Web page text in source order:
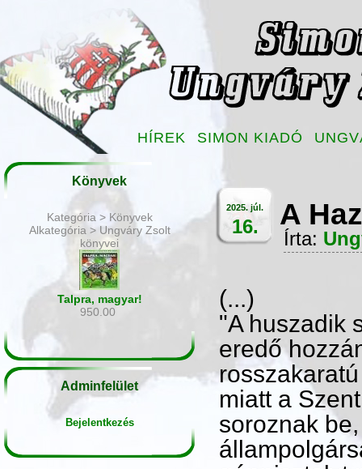
HÍREK SIMON KIADÓ
Könyvek
Kategória > Könyvek
Alkategória > Ungváry Zsolt
könyvei
Talpra, magyar!
950.00
Adminfelület
Bejelentkezés
2025. júl.
16. A
Írta:
(...)
"A huszadik
eredő
miatt a
soroznak